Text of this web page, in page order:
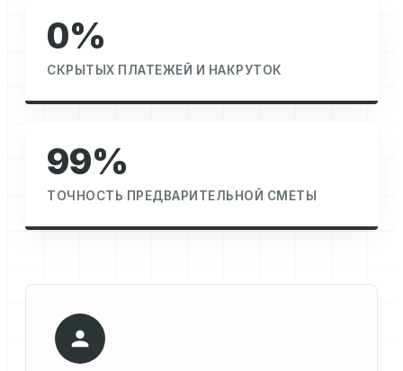
0%
СКРЫТЫХ ПЛАТЕЖЕЙ И НАКРУТОК
99%
ТОЧНОСТЬ ПРЕДВАРИТЕЛЬНОЙ СМЕТЫ